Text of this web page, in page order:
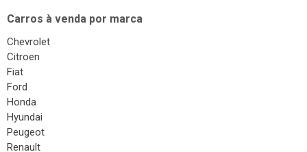
Carros à venda por marca
Chevrolet
Citroen
Fiat
Ford
Honda
Hyundai
Peugeot
Renault